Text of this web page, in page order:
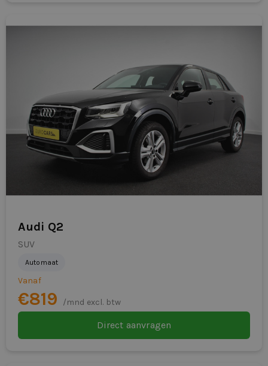
Audi Q2
SUV
Automaat
Vanaf
€819 /mnd excl. btw
Direct aanvragen